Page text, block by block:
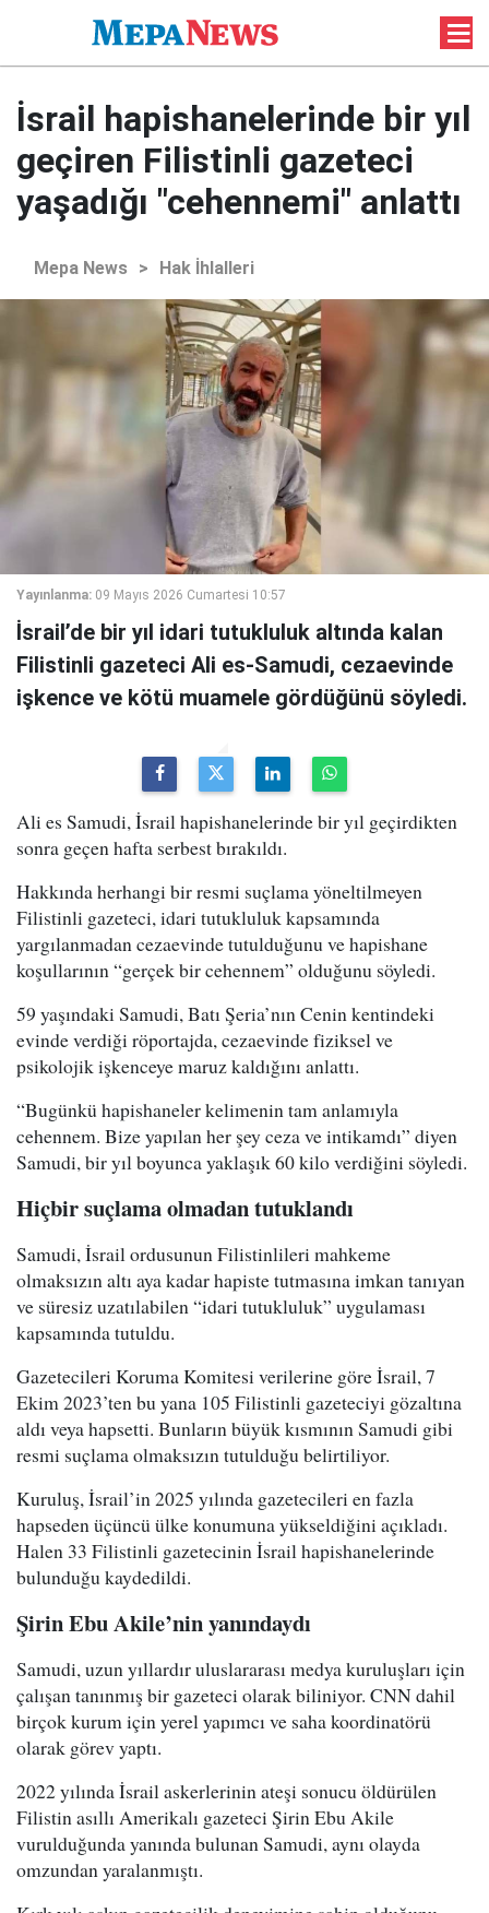
İsrail hapishanelerinde bir yıl
geçiren Filistinli gazeteci
yaşadığı "cehennemi" anlattı
Mepa News > Hak İhlalleri
Yayınlanma: 09 Mayıs 2026 Cumartesi 10:57
İsrail’de bir yıl idari tutukluluk altında kalan
Filistinli gazeteci Ali es-Samudi, cezaevinde
işkence ve kötü muamele gördüğünü söyledi.
Ali es Samudi, İsrail hapishanelerinde bir yıl geçirdikten
sonra geçen hafta serbest bırakıldı.
Hakkında herhangi bir resmi suçlama yöneltilmeyen
Filistinli gazeteci, idari tutukluluk kapsamında
yargılanmadan cezaevinde tutulduğunu ve hapishane
koşullarının “gerçek bir cehennem” olduğunu söyledi.
59 yaşındaki Samudi, Batı Şeria’nın Cenin kentindeki
evinde verdiği röportajda, cezaevinde fiziksel ve
psikolojik işkenceye maruz kaldığını anlattı.
“Bugünkü hapishaneler kelimenin tam anlamıyla
cehennem. Bize yapılan her şey ceza ve intikamdı” diyen
Samudi, bir yıl boyunca yaklaşık 60 kilo verdiğini söyledi.
Hiçbir suçlama olmadan tutuklandı
Samudi, İsrail ordusunun Filistinlileri mahkeme
olmaksızın altı aya kadar hapiste tutmasına imkan tanıyan
ve süresiz uzatılabilen “idari tutukluluk” uygulaması
kapsamında tutuldu.
Gazetecileri Koruma Komitesi verilerine göre İsrail, 7
Ekim 2023’ten bu yana 105 Filistinli gazeteciyi gözaltına
aldı veya hapsetti. Bunların büyük kısmının Samudi gibi
resmi suçlama olmaksızın tutulduğu belirtiliyor.
Kuruluş, İsrail’in 2025 yılında gazetecileri en fazla
hapseden üçüncü ülke konumuna yükseldiğini açıkladı.
Halen 33 Filistinli gazetecinin İsrail hapishanelerinde
bulunduğu kaydedildi.
Şirin Ebu Akile’nin yanındaydı
Samudi, uzun yıllardır uluslararası medya kuruluşları için
çalışan tanınmış bir gazeteci olarak biliniyor. CNN dahil
birçok kurum için yerel yapımcı ve saha koordinatörü
olarak görev yaptı.
2022 yılında İsrail askerlerinin ateşi sonucu öldürülen
Filistin asıllı Amerikalı gazeteci Şirin Ebu Akile
vurulduğunda yanında bulunan Samudi, aynı olayda
omzundan yaralanmıştı.